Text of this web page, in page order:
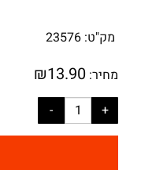
מק"ט: 23576
מחיר:
₪13.90